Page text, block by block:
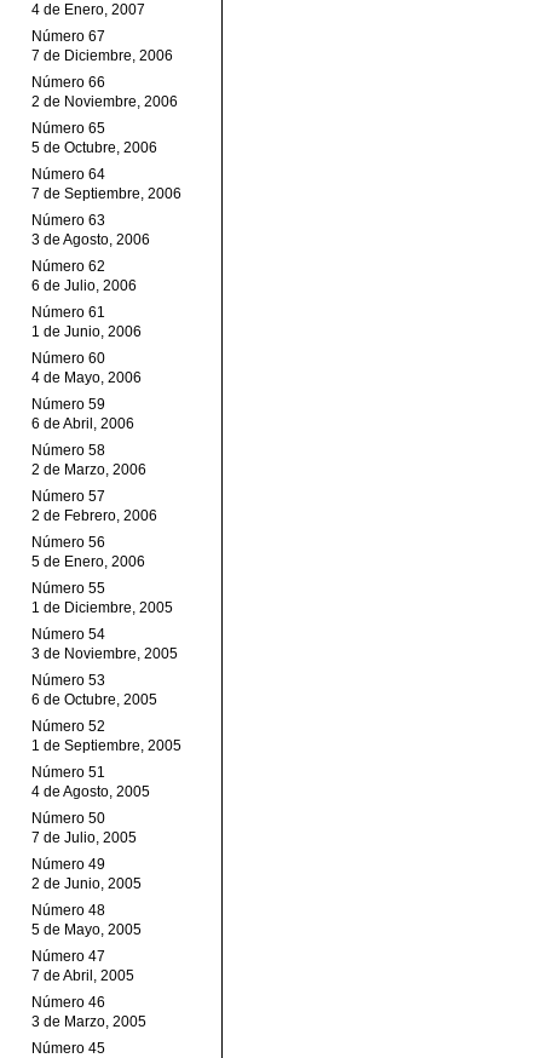
4 de Enero, 2007
Número 67
7 de Diciembre, 2006
Número 66
2 de Noviembre, 2006
Número 65
5 de Octubre, 2006
Número 64
7 de Septiembre, 2006
Número 63
3 de Agosto, 2006
Número 62
6 de Julio, 2006
Número 61
1 de Junio, 2006
Número 60
4 de Mayo, 2006
Número 59
6 de Abril, 2006
Número 58
2 de Marzo, 2006
Número 57
2 de Febrero, 2006
Número 56
5 de Enero, 2006
Número 55
1 de Diciembre, 2005
Número 54
3 de Noviembre, 2005
Número 53
6 de Octubre, 2005
Número 52
1 de Septiembre, 2005
Número 51
4 de Agosto, 2005
Número 50
7 de Julio, 2005
Número 49
2 de Junio, 2005
Número 48
5 de Mayo, 2005
Número 47
7 de Abril, 2005
Número 46
3 de Marzo, 2005
Número 45